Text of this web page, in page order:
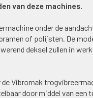
van deze machines.
onder de
of polijsten. De
deksel zullen in
Vibromak
door middel van een